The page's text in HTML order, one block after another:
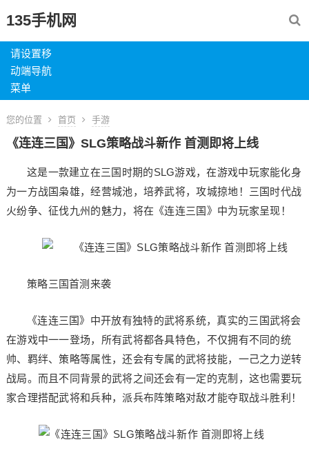
135手机网
请设置移
动端导航
菜单
您的位置 首页 手游
《连连三国》SLG策略战斗新作 首测即将上线
这是一款建立在三国时期的SLG游戏，在游戏中玩家能化身
为一方战国枭雄，经营城池，培养武将，攻城掠地！三国时代战
火纷争、征伐九州的魅力，将在《连连三国》中为玩家呈现！
策略三国首测来袭
《连连三国》中开放有独特的武将系统，真实的三国武将会
在游戏中一一登场，所有武将都各具特色，不仅拥有不同的统
帅、羁绊、策略等属性，还会有专属的武将技能，一己之力逆转
战局。而且不同背景的武将之间还会有一定的克制，这也需要玩
家合理搭配武将和兵种，派兵布阵策略对敌才能夺取战斗胜利！